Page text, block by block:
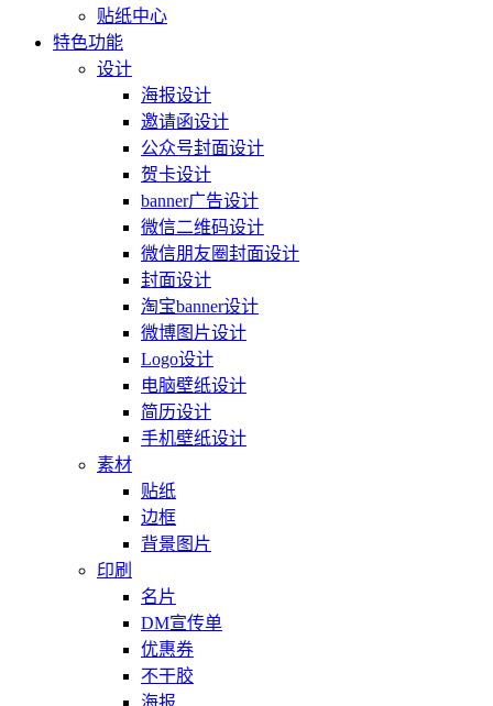
贴纸中心
特色功能
设计
海报设计
邀请函设计
公众号封面设计
贺卡设计
banner广告设计
微信二维码设计
微信朋友圈封面设计
封面设计
淘宝banner设计
微博图片设计
Logo设计
电脑壁纸设计
简历设计
手机壁纸设计
素材
贴纸
边框
背景图片
印刷
名片
DM宣传单
优惠券
不干胶
海报